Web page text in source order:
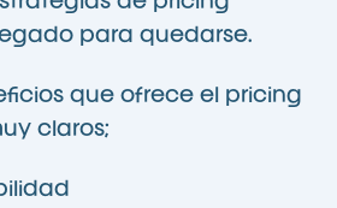
para quedarse.
que ofrece el pricing
claros;